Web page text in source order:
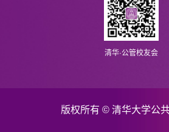
清华·公管校友会
版权所有 © 清华大学公